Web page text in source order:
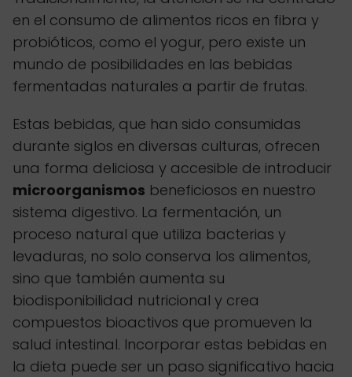
en el consumo de alimentos ricos en fibra y
probióticos, como el yogur, pero existe un
mundo de posibilidades en las bebidas
fermentadas naturales a partir de frutas.
Estas bebidas, que han sido consumidas
durante siglos en diversas culturas, ofrecen
una forma deliciosa y accesible de introducir
microorganismos beneficiosos en nuestro
sistema digestivo. La fermentación, un
proceso natural que utiliza bacterias y
levaduras, no solo conserva los alimentos,
sino que también aumenta su
biodisponibilidad nutricional y crea
compuestos bioactivos que promueven la
salud intestinal. Incorporar estas bebidas en
la dieta puede ser un paso significativo hacia